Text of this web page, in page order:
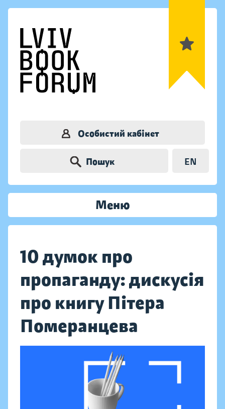
Особистий кабінет
Пошук EN
Меню
10 думок про
пропаганду: дискусія
про книгу Пітера
Померанцева